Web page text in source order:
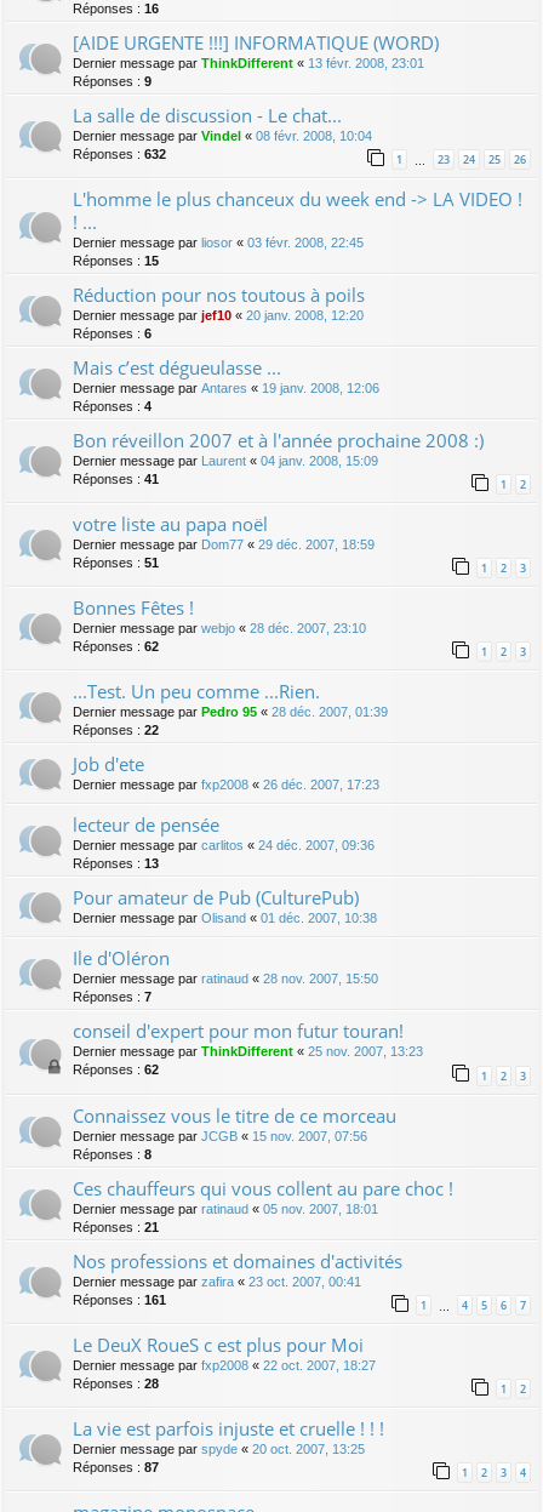
Réponses : 16
[AIDE URGENTE !!!] INFORMATIQUE (WORD)
Dernier message par ThinkDifferent « 13 févr. 2008, 23:01
Réponses : 9
La salle de discussion - Le chat...
Dernier message par Vindel « 08 févr. 2008, 10:04
Réponses : 632 1 … 23 24 25 26
L'homme le plus chanceux du week end -> LA VIDEO !
! ...
Dernier message par liosor « 03 févr. 2008, 22:45
Réponses : 15
Réduction pour nos toutous à poils
Dernier message par jef10 « 20 janv. 2008, 12:20
Réponses : 6
Mais c’est dégueulasse ...
Dernier message par Antares « 19 janv. 2008, 12:06
Réponses : 4
Bon réveillon 2007 et à l'année prochaine 2008 :)
Dernier message par Laurent « 04 janv. 2008, 15:09
Réponses : 41 1 2
votre liste au papa noël
Dernier message par Dom77 « 29 déc. 2007, 18:59
Réponses : 51 1 2 3
Bonnes Fêtes !
Dernier message par webjo « 28 déc. 2007, 23:10
Réponses : 62 1 2 3
...Test. Un peu comme ...Rien.
Dernier message par Pedro 95 « 28 déc. 2007, 01:39
Réponses : 22
Job d'ete
Dernier message par fxp2008 « 26 déc. 2007, 17:23
lecteur de pensée
Dernier message par carlitos « 24 déc. 2007, 09:36
Réponses : 13
Pour amateur de Pub (CulturePub)
Dernier message par Olisand « 01 déc. 2007, 10:38
Ile d'Oléron
Dernier message par ratinaud « 28 nov. 2007, 15:50
Réponses : 7
conseil d'expert pour mon futur touran!
Dernier message par ThinkDifferent « 25 nov. 2007, 13:23
Réponses : 62 1 2 3
Connaissez vous le titre de ce morceau
Dernier message par JCGB « 15 nov. 2007, 07:56
Réponses : 8
Ces chauffeurs qui vous collent au pare choc !
Dernier message par ratinaud « 05 nov. 2007, 18:01
Réponses : 21
Nos professions et domaines d'activités
Dernier message par zafira « 23 oct. 2007, 00:41
Réponses : 161 1 4 5 6 7
Le DeuX RoueS c est plus pour Moi
Dernier message par fxp2008 « 22 oct. 2007, 18:27
Réponses : 28 1 2
La vie est parfois injuste et cruelle ! ! !
Dernier message par spyde « 20 oct. 2007, 13:25
Réponses : 87 1 2 3 4